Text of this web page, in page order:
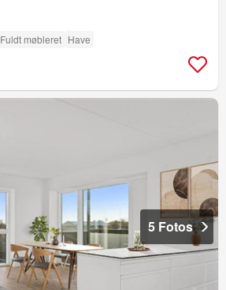
Fuldt møbleret Have
5 Fotos